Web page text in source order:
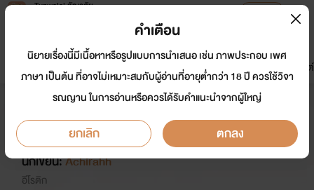
Tunwalai ธัญวลัย
หน้าแรก นิยาย อีบุ๊ก การ์ตูน
มาใหม่
ดรีมแชท ธัญลิสต์
ยัยนี่เมียผม! NC25+++ (เมฆินทร์&วิ
นักเขียน:Achirahh
อีโรติก
คำเตือน
นิยายเรื่องนี้มีเนื้อหาหรือรูปแบบการนำเสนอ เช่น ภาพประกอบ เพศ
ภาษา เป็นต้น ที่อาจไม่เหมาะสมกับผู้อ่านที่อายุต่ำกว่า 18 ปี ควรใช้วิจา
รณญาน ในการอ่านหรือควรได้รับคำแนะนำจากผู้ใหญ่
ยกเลิก ตกลง